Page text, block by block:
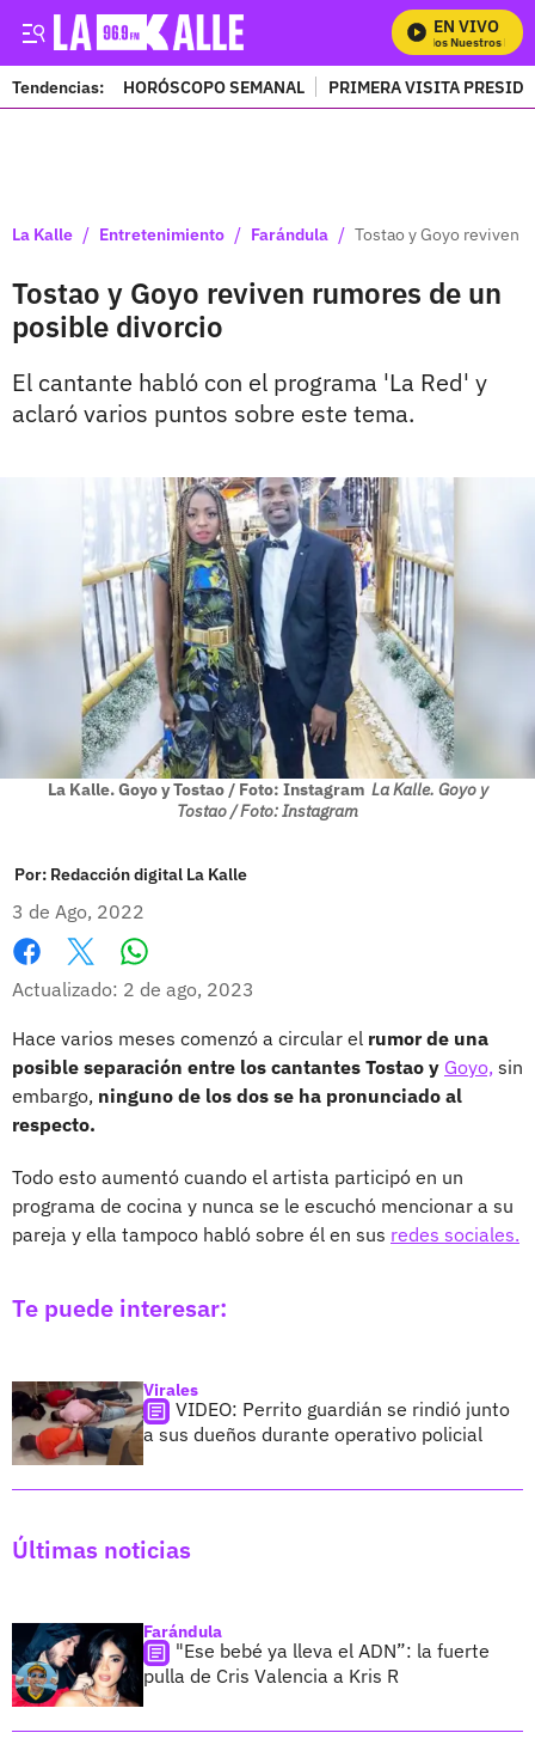
EN VIVO
Mira Todos Nuestros
Tendencias: HORÓSCOPO SEMANAL PRIMERA VISITA
La Kalle / Entretenimiento / Farándula / Tostao y Goyo reviven
Tostao y Goyo reviven rumores de un
posible divorcio
El cantante habló con el programa 'La Red' y
aclaró varios puntos sobre este tema.
La Kalle. Goyo y Tostao / Foto: Instagram La Kalle. Goyo y
Tostao / Foto: Instagram
Por: Redacción digital La Kalle
3 de Ago, 2022
Facebook
X
Actualizado: 2 de ago, 2023
Hace varios meses comenzó a circular el rumor de una
posible separación entre los cantantes Tostao y Goyo, sin
embargo, ninguno de los dos se ha pronunciado al
respecto.
Todo esto aumentó cuando el artista participó en un
programa de cocina y nunca se le escuchó mencionar a su
pareja y ella tampoco habló sobre él en sus redes sociales.
Te puede interesar:
Virales
VIDEO: Perrito guardián se rindió junto
a sus dueños durante operativo policial
Últimas noticias
Farándula
"Ese bebé ya lleva el ADN”: la fuerte
pulla de Cris Valencia a Kris R